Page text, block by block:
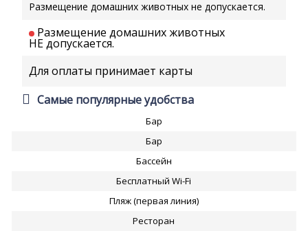
Размещение домашних животных не допускается.
Размещение домашних животных
НЕ допускается.
Для оплаты принимает карты
Самые популярные удобства
Бар
Бар
Бассейн
Бесплатный Wi-Fi
Пляж (первая линия)
Ресторан